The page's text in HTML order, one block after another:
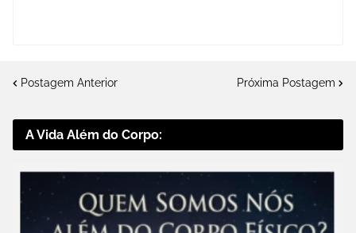
Postagem Anterior Próxima Postagem
A Vida Além do Corpo: